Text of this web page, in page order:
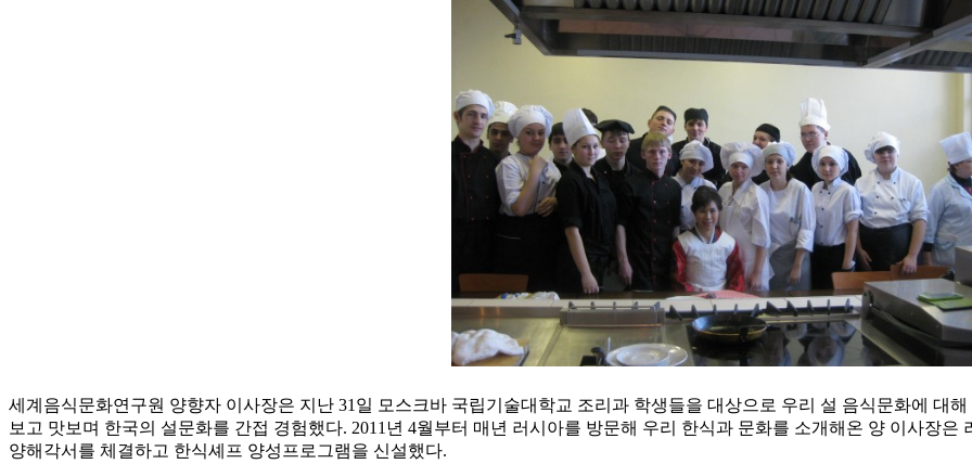
세계음식문화연구원 양향자 이사장은 지난 31일 모스크바 국립기술대학교 조리과 학생들을 대상으로 우리 설 음식문화에 대
보고 맛보며 한국의 설문화를 간접 경험했다. 2011년 4월부터 매년 러시아를 방문해 우리 한식과 문화를 소개해온 양 이사장
양해각서를 체결하고 한식셰프 양성프로그램을 신설했다.